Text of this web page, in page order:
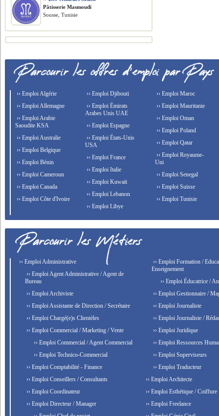
Pâtisserie Masmoudi
Sousse, Tunisie
›› Emploi Algérie
›› Emploi Allemagne
›› Emploi Arabie
Saoudite KSA
›› Emploi Australie
›› Emploi Belgique
›› Emploi Bénin
›› Emploi Cameroun
›› Emploi Canada
›› Emploi Côte d'Ivoire
›› Emploi Djibouti
›› Emploi Émirats
Arabes Unis UAE
›› Emploi Espagne
›› Emploi États-Unis
USA
›› Emploi France
›› Emploi Italie
›› Emploi Kuwait
›› Emploi Lebanon
›› Emploi Libye
›› Emploi Maroc
›› Emploi Mauritanie
›› Emploi Oman
›› Emploi Poland
›› Emploi Qatar
›› Emploi Royaume-
Uni
›› Emploi Senegal
›› Emploi Suisse
›› Emploi Tunisie
›› Emploi Administrative
›› Emploi Agent Administrative / Agent de
Bureau
›› Emploi Archiviste
›› Emploi Assistante de Direction / Secrétaire
›› Emploi Chargé(e)s Clientèles
›› Emploi Commercial / Marketing / Vente
›› Emploi Commercial / Agent Commercial
›› Emploi Technico-Commercial
›› Emploi Comptabilité - Finance
›› Emploi Conseillers / Consultants
›› Emploi Coordinateur
›› Emploi Directeur / Manager
›› Emploi Formation /
Enseignement
›› Emploi Éducatrice /
›› Emploi Gestionnaire /
›› Emploi Journaliste
›› Emploi Journaliste /
›› Emploi Juridique
›› Emploi Ressources
›› Emploi Superviseurs
›› Emploi Traducteur
›› Emploi Architecte
›› Emploi Esthétique / Coiffure
›› Emploi Freelance